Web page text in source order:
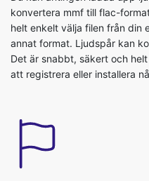
konvertera mmf till flac-
helt enkelt välja filen från din
annat format. Ljudspår kan
Det är snabbt, säkert och
att registrera eller installera